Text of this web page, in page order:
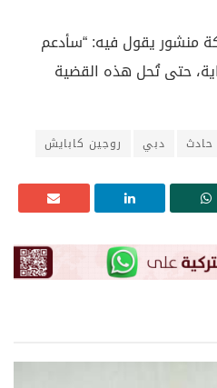
منشور يقول فيه: “سأدعم
حتى تُحل هذه القضية
حادث دبي روجين كابايش